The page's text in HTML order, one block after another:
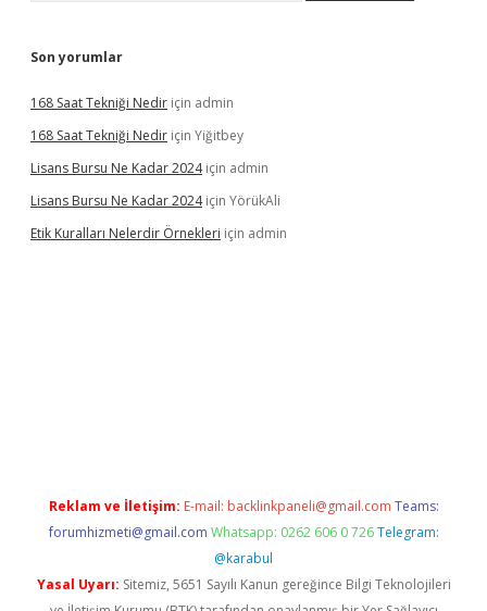
Son yorumlar
168 Saat Tekniği Nedir için admin
168 Saat Tekniği Nedir için Yiğitbey
Lisans Bursu Ne Kadar 2024için admin
Lisans Bursu Ne Kadar 2024için YörükAli
Etik Kuralları Nelerdir Örnekleri için admin
Reklam ve İletişim: E-mail: backlinkpaneli@gmail.com Teams:
forumhizmeti@gmail.com Whatsapp: 0262 606 0 726 Telegram:
@karabul
Yasal Uyarı: Sitemiz, 5651 Sayılı Kanun gereğince Bilgi Teknolojileri